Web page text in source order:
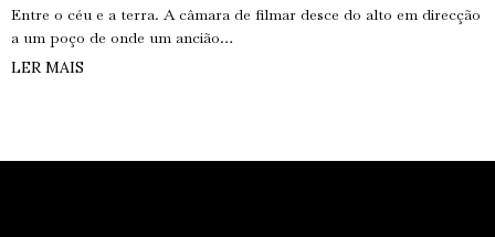
Entre o céu e a terra. A câmara de filmar desce do alto em direcção
a um poço de onde um ancião…
LER MAIS